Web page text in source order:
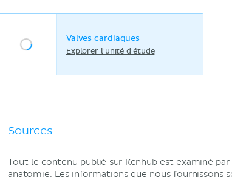
Valves cardiaques
Explorer l'unité d'étude
Sources
Tout le contenu publié sur Kenhub est examiné
anatomie. Les informations que nous fournissons